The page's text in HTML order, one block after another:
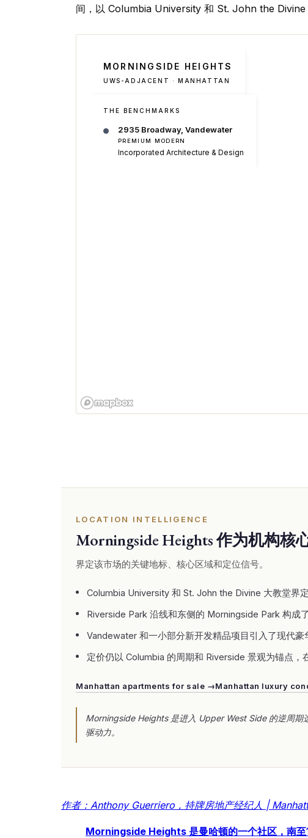
间，以 Columbia University 和 St. John the Divine
MORNINGSIDE HEIGHTS
UWS-ADJACENT · MANHATTAN
THE BENCHMARKS
2935 Broadway, Vandewater
PREMIUM MODERN
Incorporated Architecture & Design
LOCATION INTELLIGENCE
Morningside Heights 作为机构核
界定该市场的关键地标、核心区域和定位信号。
Columbia University 和 St. John the Divine 大教堂界
Riverside Park 沿线和东侧的 Morningside Park 构成
Vandewater 和一小部分新开发精品项目引入了现代
定价仍以 Columbia 的周期和 Riverside 景观为锚点，
Manhattan apartments for sale →Manhattan luxury
Morningside Heights 是进入 Upper West Side 的逆周期
驱动力。
作者：Anthony Guerriero，持牌房地产经纪人 |
Morningside Heights 是曼哈顿的一个社区，南